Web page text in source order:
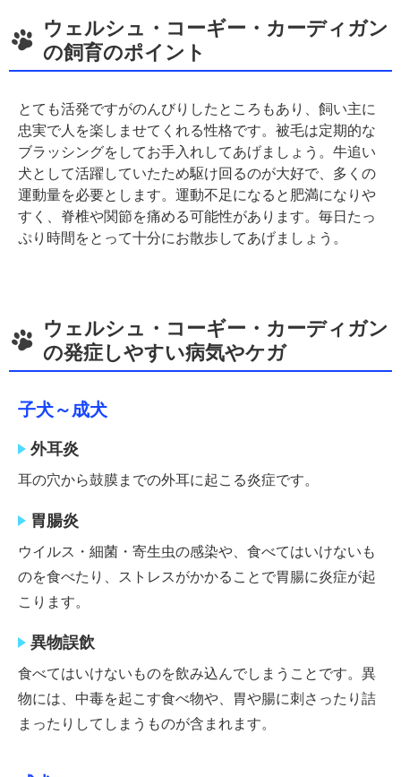
ウェルシュ・コーギー・カーディガン
の飼育のポイント
とても活発ですがのんびりしたところもあり、飼い主に
忠実で人を楽しませてくれる性格です。被毛は定期的な
ブラッシングをしてお手入れしてあげましょう。牛追い
犬として活躍していたため駆け回るのが大好で、多くの
運動量を必要とします。運動不足になると肥満になりや
すく、脊椎や関節を痛める可能性があります。毎日たっ
ぷり時間をとって十分にお散歩してあげましょう。
ウェルシュ・コーギー・カーディガン
の発症しやすい病気やケガ
子犬～成犬
外耳炎
耳の穴から鼓膜までの外耳に起こる炎症です。
胃腸炎
ウイルス・細菌・寄生虫の感染や、食べてはいけないも
のを食べたり、ストレスがかかることで胃腸に炎症が起
こります。
異物誤飲
食べてはいけないものを飲み込んでしまうことです。異
物には、中毒を起こす食べ物や、胃や腸に刺さったり詰
まったりしてしまうものが含まれます。